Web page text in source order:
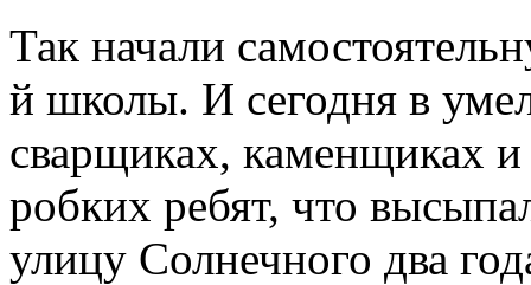
Так начали
й школы. И сегодня в
сварщиках, каменщиках и
робких ребят, что
улицу Солнечного два